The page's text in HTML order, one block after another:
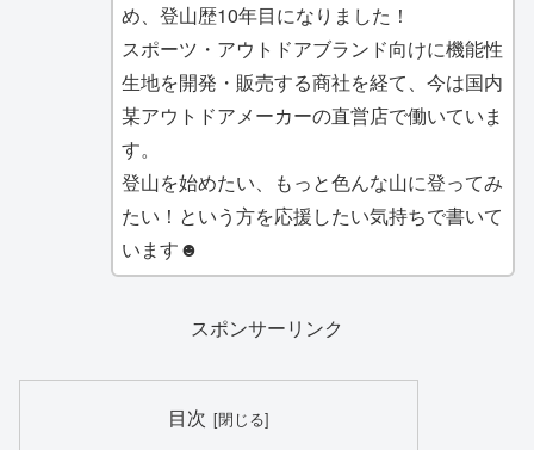
め、登山歴10年目になりました！
スポーツ・アウトドアブランド向けに機能性
生地を開発・販売する商社を経て、今は国内
某アウトドアメーカーの直営店で働いていま
す。
登山を始めたい、もっと色んな山に登ってみ
たい！という方を応援したい気持ちで書いて
います☻
スポンサーリンク
目次